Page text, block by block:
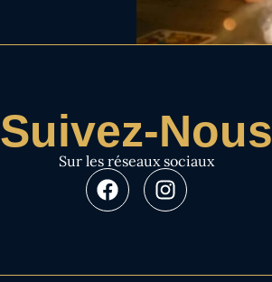
Suivez-Nous
Sur les réseaux sociaux